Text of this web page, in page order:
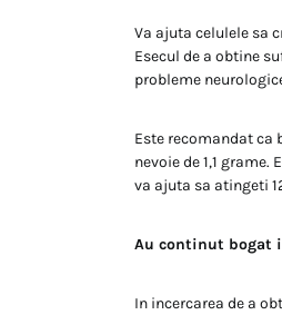
Va ajuta celulele sa
Esecul de a obtine
probleme
Este recomandat ca
nevoie de 1,1
va ajuta sa atingeti
Au continut bogat
In incercarea de a